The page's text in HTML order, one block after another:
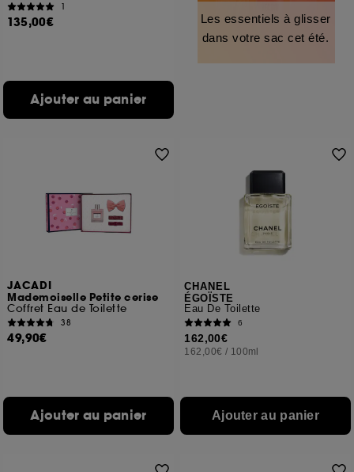
1
135,00€
Ajouter au panier
Les essentiels à glisser
dans votre sac cet été.
JACADI
Mademoiselle Petite cerise
Coffret Eau de Toilette
38
49,90€
Ajouter au panier
CHANEL
ÉGOÏSTE
Eau De Toilette
6
162,00€
162,00€ / 100ml
Ajouter au panier